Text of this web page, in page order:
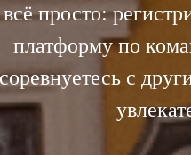
всё просто:
платформу по
с